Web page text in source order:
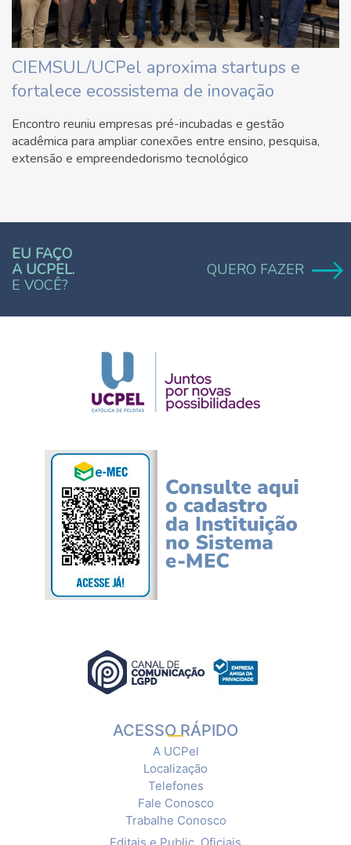
CIEMSUL/UCPel aproxima startups e
fortalece ecossistema de inovação
Encontro reuniu empresas pré-incubadas e gestão
acadêmica para ampliar conexões entre ensino, pesquisa,
extensão e empreendedorismo tecnológico
EU FAÇO
A UCPEL.
E VOCÊ?
QUERO FAZER
ACESSO RÁPIDO
A UCPel
Localização
Telefones
Fale Conosco
Trabalhe Conosco